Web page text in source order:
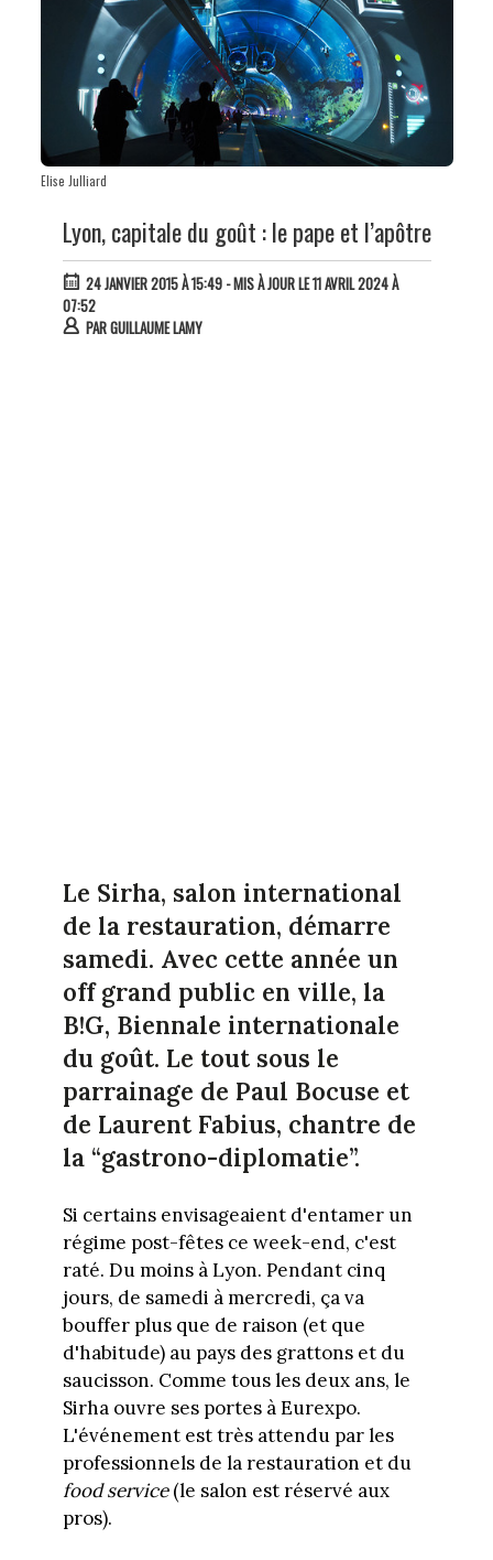
Elise Julliard
Lyon, capitale du goût : le pape et l’apôtre
24 JANVIER 2015 À 15:49- MIS À JOUR LE 11 AVRIL 2024 À
07:52
PARGUILLAUME LAMY
Le Sirha, salon international
de la restauration, démarre
samedi. Avec cette année un
off grand public en ville, la
B!G, Biennale internationale
du goût. Le tout sous le
parrainage de Paul Bocuse et
de Laurent Fabius, chantre de
la “gastrono-diplomatie”.
Si certains envisageaient d'entamer un
régime post-fêtes ce week-end, c'est
raté. Du moins à Lyon. Pendant cinq
jours, de samedi à mercredi, ça va
bouffer plus que de raison (et que
d'habitude) au pays des grattons et du
saucisson. Comme tous les deux ans, le
Sirha ouvre ses portes à Eurexpo.
L'événement est très attendu par les
professionnels de la restauration et du
food service(le salon est réservé aux
pros).